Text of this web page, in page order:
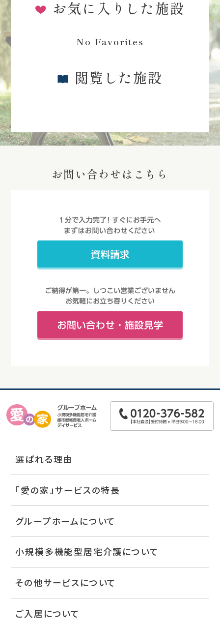
お気に入りした施設
No Favorites
閲覧した施設
お問い合わせはこちら
選ばれる理由
「愛の家」サービスの特長
グループホームについて
小規模多機能型居宅介護について
その他サービスについて
ご入居について